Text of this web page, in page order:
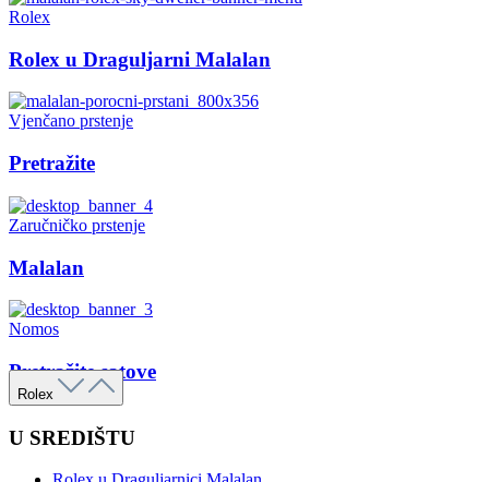
Rolex
Rolex u Draguljarni Malalan
Vjenčano prstenje
Pretražite
Zaručničko prstenje
Malalan
Nomos
Pretražite satove
Rolex
U SREDIŠTU